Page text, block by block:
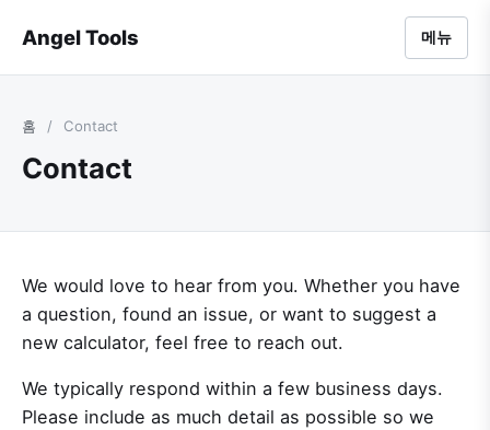
Angel Tools 메뉴
홈 / Contact
Contact
We would love to hear from you. Whether you have
a question, found an issue, or want to suggest a
new calculator, feel free to reach out.
We typically respond within a few business days.
Please include as much detail as possible so we